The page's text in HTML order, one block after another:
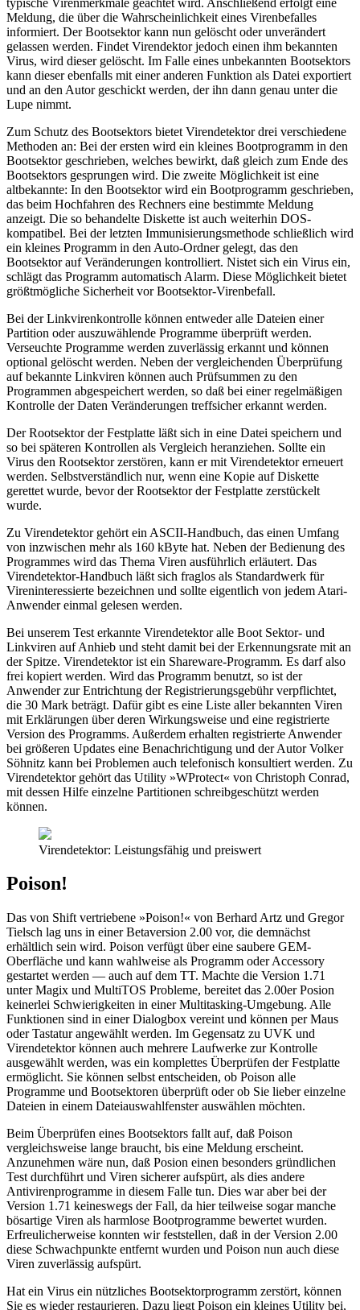
Meldung, die über die Wahrscheinlichkeit eines Virenbefalles
informiert. Der Bootsektor kann nun gelöscht oder unverändert
gelassen werden. Findet Virendektor jedoch einen ihm bekannten
Virus, wird dieser gelöscht. Im Falle eines unbekannten Bootsektors
kann dieser ebenfalls mit einer anderen Funktion als Datei exportiert
und an den Autor geschickt werden, der ihn dann genau unter die
Lupe nimmt.
Zum Schutz des Bootsektors bietet Virendetektor drei verschiedene
Methoden an: Bei der ersten wird ein kleines Bootprogramm in den
Bootsektor geschrieben, welches bewirkt, daß gleich zum Ende des
Bootsektors gesprungen wird. Die zweite Möglichkeit ist eine
altbekannte: In den Bootsektor wird ein Bootprogramm geschrieben,
das beim Hochfahren des Rechners eine bestimmte Meldung
anzeigt. Die so behandelte Diskette ist auch weiterhin DOS-
kompatibel. Bei der letzten Immunisierungsmethode schließlich wird
ein kleines Programm in den Auto-Ordner gelegt, das den
Bootsektor auf Veränderungen kontrolliert. Nistet sich ein Virus ein,
schlägt das Programm automatisch Alarm. Diese Möglichkeit bietet
größtmögliche Sicherheit vor Bootsektor-Virenbefall.
Bei der Linkvirenkontrolle können entweder alle Dateien einer
Partition oder auszuwählende Programme überprüft werden.
Verseuchte Programme werden zuverlässig erkannt und können
optional gelöscht werden. Neben der vergleichenden Überprüfung
auf bekannte Linkviren können auch Prüfsummen zu den
Programmen abgespeichert werden, so daß bei einer regelmäßigen
Kontrolle der Daten Veränderungen treffsicher erkannt werden.
Der Rootsektor der Festplatte läßt sich in eine Datei speichern und
so bei späteren Kontrollen als Vergleich heranziehen. Sollte ein
Virus den Rootsektor zerstören, kann er mit Virendetektor erneuert
werden. Selbstverständlich nur, wenn eine Kopie auf Diskette
gerettet wurde, bevor der Rootsektor der Festplatte zerstückelt
wurde.
Zu Virendetektor gehört ein ASCII-Handbuch, das einen Umfang
von inzwischen mehr als 160 kByte hat. Neben der Bedienung des
Programmes wird das Thema Viren ausführlich erläutert. Das
Virendetektor-Handbuch läßt sich fraglos als Standardwerk für
Vireninteressierte bezeichnen und sollte eigentlich von jedem Atari-
Anwender einmal gelesen werden.
Bei unserem Test erkannte Virendetektor alle Boot Sektor- und
Linkviren auf Anhieb und steht damit bei der Erkennungsrate mit an
der Spitze. Virendetektor ist ein Shareware-Programm. Es darf also
frei kopiert werden. Wird das Programm benutzt, so ist der
Anwender zur Entrichtung der Registrierungsgebühr verpflichtet,
die 30 Mark beträgt. Dafür gibt es eine Liste aller bekannten Viren
mit Erklärungen über deren Wirkungsweise und eine registrierte
Version des Programms. Außerdem erhalten registrierte Anwender
bei größeren Updates eine Benachrichtigung und der Autor Volker
Söhnitz kann bei Problemen auch telefonisch konsultiert werden. Zu
Virendetektor gehört das Utility »WProtect« von Christoph Conrad,
mit dessen Hilfe einzelne Partitionen schreibgeschützt werden
können.
Virendetektor: Leistungsfähig und preiswert
Poison!
Das von Shift vertriebene »Poison!« von Berhard Artz und Gregor
Tielsch lag uns in einer Betaversion 2.00 vor, die demnächst
erhältlich sein wird. Poison verfügt über eine saubere GEM-
Oberfläche und kann wahlweise als Programm oder Accessory
gestartet werden — auch auf dem TT. Machte die Version 1.71
unter Magix und MultiTOS Probleme, bereitet das 2.00er Posion
keinerlei Schwierigkeiten in einer Multitasking-Umgebung. Alle
Funktionen sind in einer Dialogbox vereint und können per Maus
oder Tastatur angewählt werden. Im Gegensatz zu UVK und
Virendetektor können auch mehrere Laufwerke zur Kontrolle
ausgewählt werden, was ein komplettes Überprüfen der Festplatte
ermöglicht. Sie können selbst entscheiden, ob Poison alle
Programme und Bootsektoren überprüft oder ob Sie lieber einzelne
Dateien in einem Dateiauswahlfenster auswählen möchten.
Beim Überprüfen eines Bootsektors fallt auf, daß Poison
vergleichsweise lange braucht, bis eine Meldung erscheint.
Anzunehmen wäre nun, daß Posion einen besonders gründlichen
Test durchführt und Viren sicherer aufspürt, als dies andere
Antivirenprogramme in diesem Falle tun. Dies war aber bei der
Version 1.71 keineswegs der Fall, da hier teilweise sogar manche
bösartige Viren als harmlose Bootprogramme bewertet wurden.
Erfreulicherweise konnten wir feststellen, daß in der Version 2.00
diese Schwachpunkte entfernt wurden und Poison nun auch diese
Viren zuverlässig aufspürt.
Hat ein Virus ein nützliches Bootsektorprogramm zerstört, können
Sie es wieder restaurieren. Dazu liegt Poison ein kleines Utility bei,